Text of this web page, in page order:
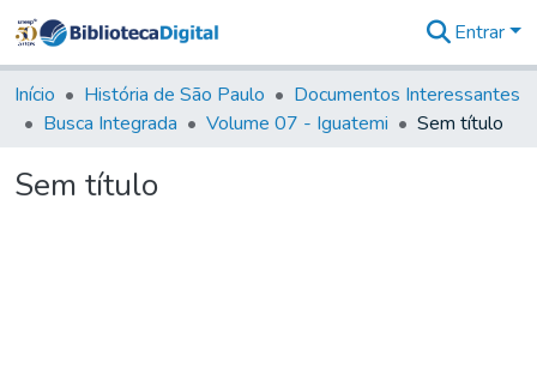
&
Coleções
Tudo na
Entrar
Início História de São Paulo
Documentos Interessantes
Busca Integrada
Volume 07 - Iguatemi Sem título
Sem título